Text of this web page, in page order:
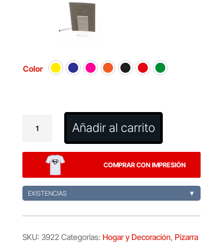
Color
Magnética
cantidad
Añadir al carrito
COMPRAR CON IMPRESIÓN
EXISTENCIAS ▼
SKU: 3922 Categorías: Hogar y Decoración, Pizarra